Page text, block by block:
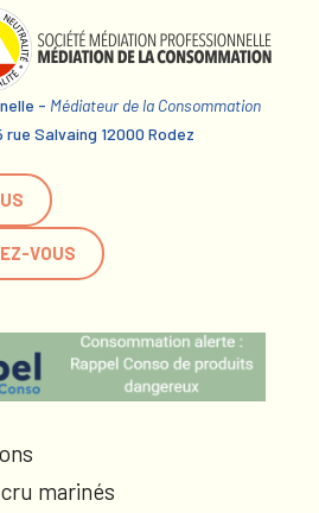
- Médiateur de la Consommation
Salvaing 12000 Rodez
VOUS
marinés